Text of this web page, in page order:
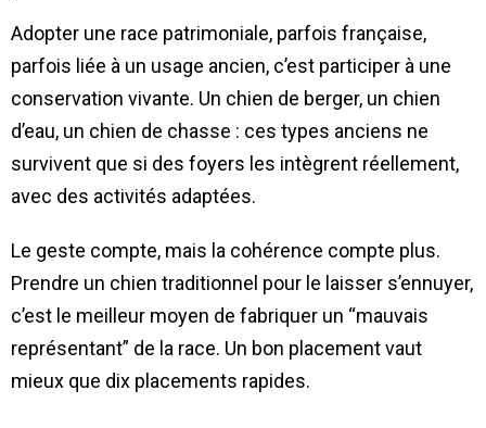
Adopter une race patrimoniale, parfois française,
parfois liée à un usage ancien, c’est participer à une
conservation vivante. Un chien de berger, un chien
d’eau, un chien de chasse : ces types anciens ne
survivent que si des foyers les intègrent réellement,
avec des activités adaptées.
Le geste compte, mais la cohérence compte plus.
Prendre un chien traditionnel pour le laisser s’ennuyer,
c’est le meilleur moyen de fabriquer un “mauvais
représentant” de la race. Un bon placement vaut
mieux que dix placements rapides.